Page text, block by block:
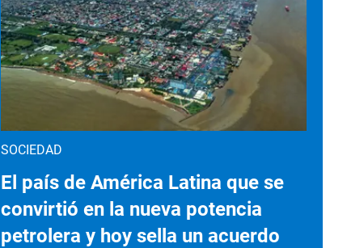
SOCIEDAD
El país de América Latina que se
convirtió en la nueva potencia
petrolera y hoy sella un acuerdo